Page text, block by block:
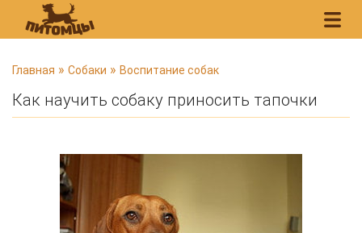
В
ы
з
Главная » Собаки » Воспитание собак
Как научить собаку приносить тапочки